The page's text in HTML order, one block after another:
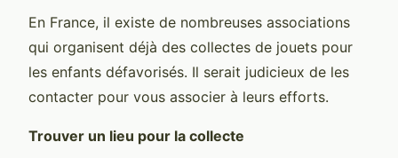
En France, il existe de nombreuses associations
qui organisent déjà des collectes de jouets pour
les enfants défavorisés. Il serait judicieux de les
contacter pour vous associer à leurs efforts.
Trouver un lieu pour la collecte